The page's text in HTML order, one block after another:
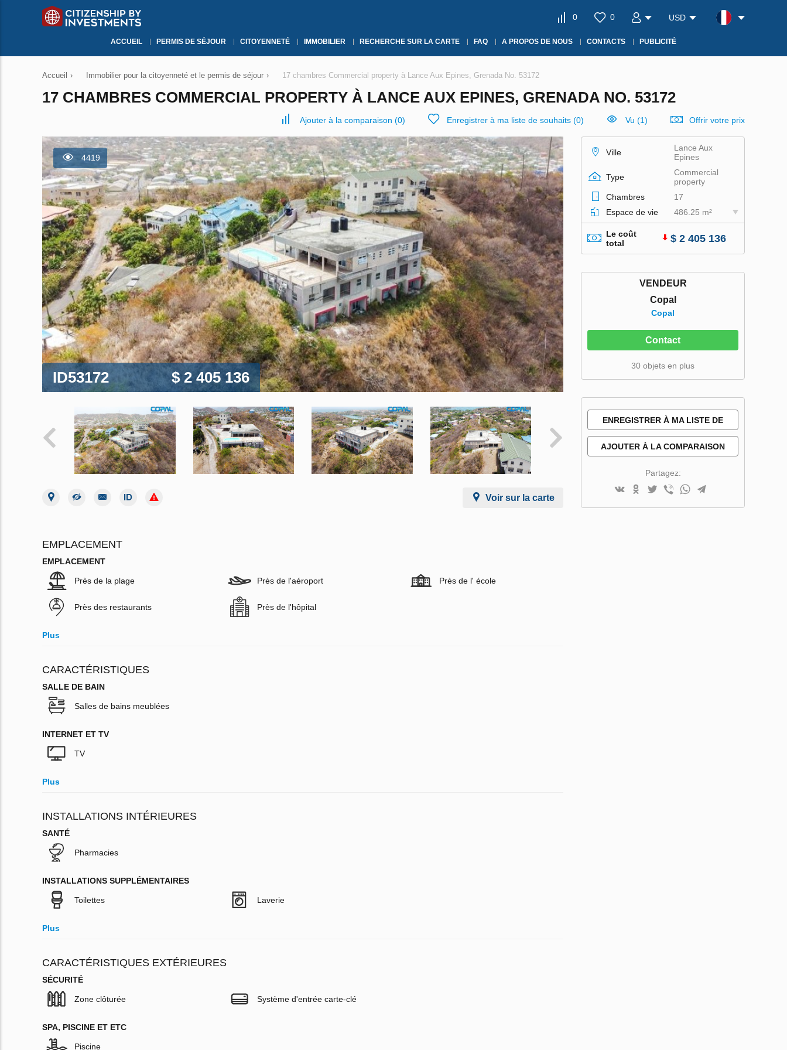
0 0 USD
ACCUEIL PERMIS DE SÉJOUR CITOYENNETÉ IMMOBILIER RECHERCHE SUR LA CARTE FAQ A PROPOS DE NOUS CONTACTS PUBLICITÉ
Accueil › Immobilier pour la citoyenneté et le permis de séjour › 17 chambres Commercial property à Lance Aux Epines, Grenada No. 53172
17 CHAMBRES COMMERCIAL PROPERTY À LANCE AUX EPINES, GRENADA NO. 53172
Ajouter à la comparaison (0) Enregistrer à ma liste de souhaits (0) Vu (1) Offrir votre prix
4419
ID53172 $ 2 405 136
Voir sur la carte
EMPLACEMENT
EMPLACEMENT
Près de la plage Près de l'aéroport Près de l' école
Près des restaurants Près de l'hôpital
Plus
CARACTÉRISTIQUES
SALLE DE BAIN
Salles de bains meublées
INTERNET ET TV
TV
Plus
INSTALLATIONS INTÉRIEURES
SANTÉ
Pharmacies
INSTALLATIONS SUPPLÉMENTAIRES
Toilettes Laverie
Plus
CARACTÉRISTIQUES EXTÉRIEURES
SÉCURITÉ
Zone clôturée Système d'entrée carte-clé
SPA, PISCINE ET ETC
Piscine
Ville
Lance Aux
Epines
Type
Commercial
property
Chambres
17
Espace de vie
486.25 m²
Le coût
total
$ 2 405 136
VENDEUR
Copal
Copal
Contact
30 objets en plus
ENREGISTRER À MA LISTE DE
SOUHAITS
AJOUTER À LA COMPARAISON
Partagez: